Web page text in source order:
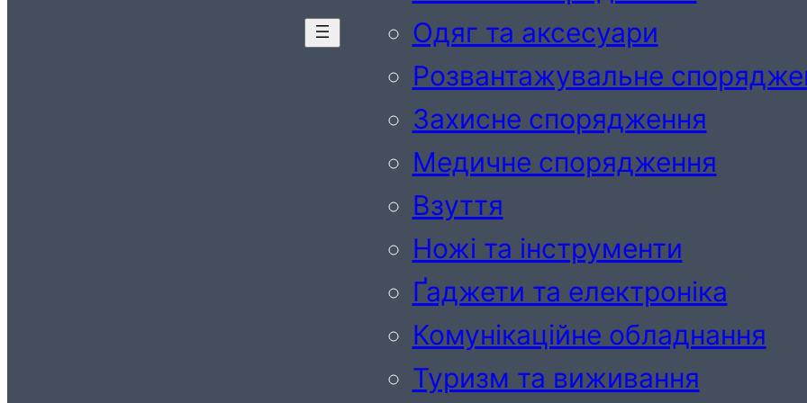
Одяг та аксесуари
Розвантажувальне
Захисне спорядження
Медичне спорядження
Взуття
Ножі та інструменти
Ґаджети та електроніка
Комунікаційне обладнання
Туризм та виживання